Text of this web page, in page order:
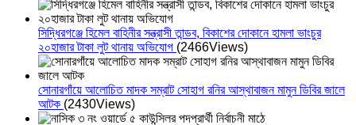
সিদ্ধিরগঞ্জে হিমেল বাহিনীর সন্ত্রাসী তান্ডব, বিকাশের দোকানে হামলা ভাংচুর
২০হাজার টাকা লুট থানায় অভিযোগ (2466Views)
সোনারগাঁয়ে আলোচিত মাদক সম্রাট সোহাগ রনির আস্থাবাজন মামুন ডিবির জালে
আটক (2430Views)